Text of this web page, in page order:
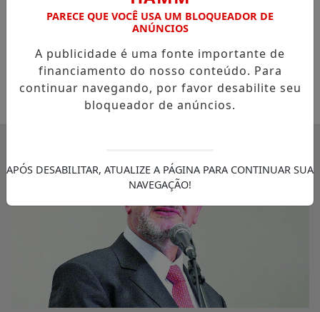
COLUNISTAS
Revolver o arquivo da memória
Colunista José Renato Nalini
SEMANÁRIO ZONA NORTE
PARECE QUE VOCÊ USA UM BLOQUEADOR DE
ANÚNCIOS
A publicidade é uma fonte importante de
financiamento do nosso conteúdo. Para
continuar navegando, por favor desabilite seu
bloqueador de anúncios.
APÓS DESABILITAR, ATUALIZE A PÁGINA PARA CONTINUAR SUA
NAVEGAÇÃO!